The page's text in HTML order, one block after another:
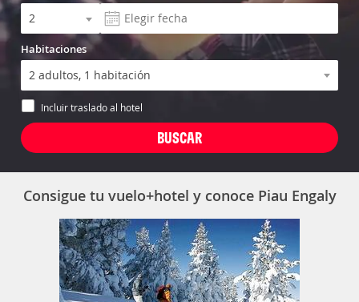
Habitaciones
Incluir traslado al hotel
Consigue tu vuelo+hotel y conoce Piau Engaly